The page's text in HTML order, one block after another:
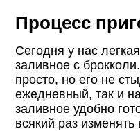
Процесс
Сегодня у нас
заливное с
просто, но его не
ежедневный, так и
заливное удобно
всякий раз